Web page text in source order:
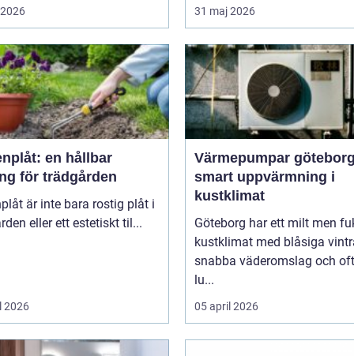
31 maj 2026
en hållbar
för trädgården
är inte bara rostig plåt i
eller ett estetiskt til...
2026
Värmepumpar
smart uppvärmning i
kustklimat
Göteborg har ett milt men
kustklimat med blåsiga
snabba väderomslag och
lu...
05 april 2026